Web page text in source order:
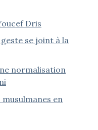
Dris
se joint à la
normalisation
en